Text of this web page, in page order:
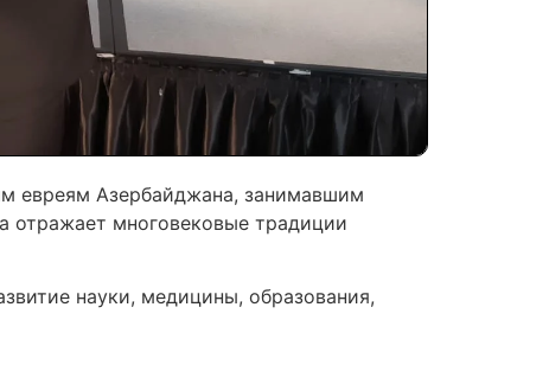
евреям Азербайджана, занимавшим
отражает многовековые традиции
науки, медицины, образования,